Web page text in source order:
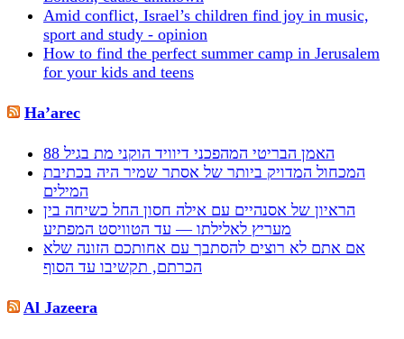
Amid conflict, Israel’s children find joy in music,
sport and study - opinion
How to find the perfect summer camp in Jerusalem
for your kids and teens
Ha’arec
האמן הבריטי המהפכני דיוויד הוקני מת בגיל 88
המכחול המדויק ביותר של אסתר שמיר היה בכתיבת
המילים
הראיון של אסנהיים עם אילה חסון החל כשיחה בין
מעריץ לאלילתו — עד הטוויסט המפתיע
אם אתם לא רוצים להסתבך עם אחותכם הזונה שלא
הכרתם, תקשיבו עד הסוף
Al Jazeera